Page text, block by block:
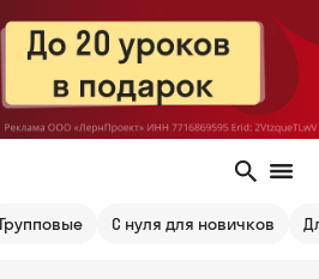
Групповые С нуля для новичков